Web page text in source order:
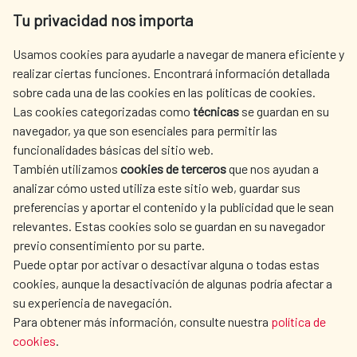
Tu privacidad nos importa
Usamos cookies para ayudarle a navegar de manera eficiente y
realizar ciertas funciones. Encontrará información detallada
sobre cada una de las cookies en las políticas de cookies.
Las cookies categorizadas como técnicas se guardan en su
navegador, ya que son esenciales para permitir las
funcionalidades básicas del sitio web.
También utilizamos cookies de tercerosque nos ayudan a
analizar cómo usted utiliza este sitio web, guardar sus
preferencias y aportar el contenido y la publicidad que le sean
relevantes. Estas cookies solo se guardan en su navegador
previo consentimiento por su parte.
Puede optar por activar o desactivar alguna o todas estas
cookies, aunque la desactivación de algunas podría afectar a
su experiencia de navegación.
Para obtener más información, consulte nuestra política de
cookies.
Tel. +34 900 20 30 54​​​​​​​
AECID
WHERE DO WE COOPERATE?
SPANISH HUMANITARIAN
ACTION
PRESS ROOM
CULTURE AND SCIENCE LIBRARY
OUR SOCIAL MEDIA